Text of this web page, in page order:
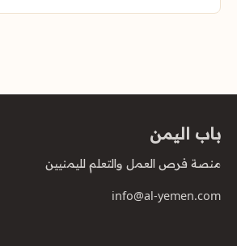
باب اليمن
منصة فرص العمل والتعلم لليمنيين
info@al-yemen.com